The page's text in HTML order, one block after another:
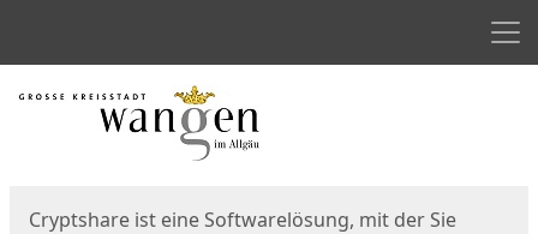
Start
Cryptshare ist eine Softwarelösung, mit der Sie